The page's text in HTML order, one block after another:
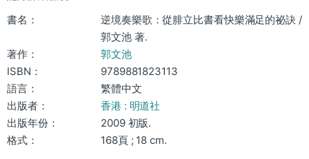
書名：
逆境奏樂歌：從腓立比書看快樂滿足的祕訣 /
郭文池 著.
著作：
郭文池
ISBN：
9789881823113
語言：
繁體中文
出版者：
香港 : 明道社
出版年份：
2009 初版.
格式：
168頁 ; 18 cm.